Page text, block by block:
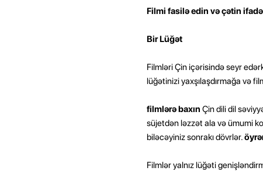
Filmi fasilə edin və çətin
Bir Lüğət
Filmləri Çin içərisində seyr
lüğətinizi yaxşılaşdırmağa və
filmlərə baxın Çin dili dil
süjetdən ləzzət ala və ümumi
biləcəyiniz sonrakı dövrlər.
Filmlər yalnız lüğəti